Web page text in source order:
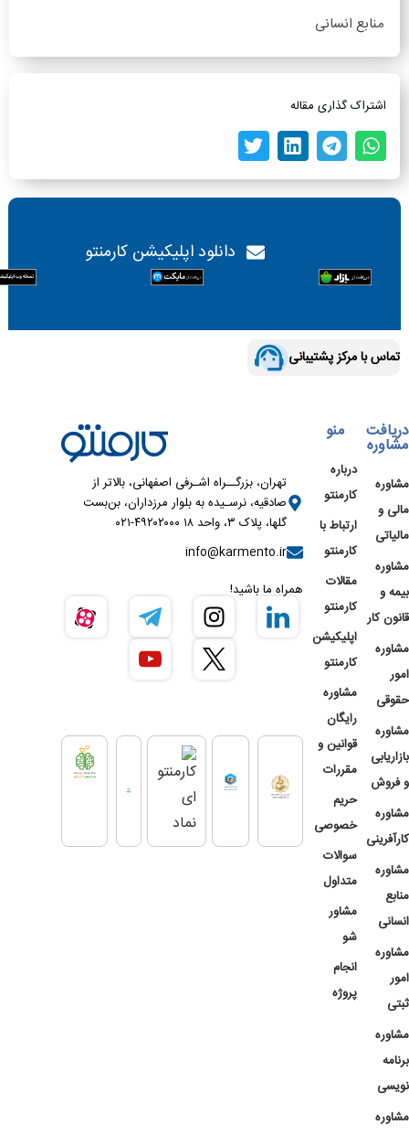
منابع انسانی
اشتراک گذاری مقاله
دانلود اپلیکیشن کارمنتو
تماس با مرکز پشتیبانی
دریافت
مشاوره
مشاوره
مالی و
مالیاتی
مشاوره
بیمه و
قانون کار
مشاوره
امور
حقوقی
مشاوره
بازاریابی
و فروش
مشاوره
کارآفرینی
مشاوره
منابع
انسانی
مشاوره
امور
ثبتی
مشاوره
برنامه
نویسی
مشاوره
منو
درباره
کارمنتو
ارتباط با
کارمنتو
مقالات
کارمنتو
اپلیکیشن
کارمنتو
مشاوره
رایگان
قوانین و
مقررات
حریم
خصوصی
سوالات
متداول
مشاور
شو
انجام
پروژه
تهران، بزرگــراه اشـرفی اصفهانی، بالاتر از
صادقیه، نرسـیده به بلوار مرزداران، بن‌بست
گلها، پلاک ۳، واحد ۱۸ ۴۹۲۰۲۰۰۰-۰۲۱
info@karmento.ir
همراه ما باشید!